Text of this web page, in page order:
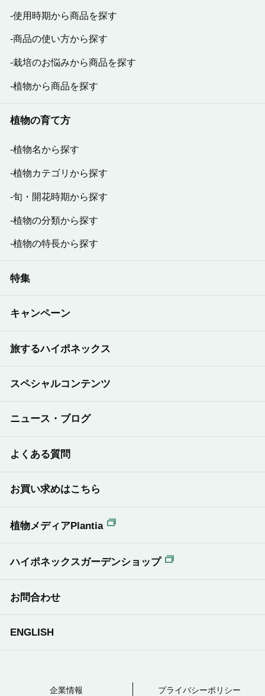
使用時期から商品を探す
商品の使い方から探す
栽培のお悩みから商品を探す
植物から商品を探す
植物の育て方
植物名から探す
植物カテゴリから探す
旬・開花時期から探す
植物の分類から探す
植物の特長から探す
特集
キャンペーン
旅するハイポネックス
スペシャルコンテンツ
ニュース・ブログ
よくある質問
お買い求めはこちら
植物メディアPlantia
ハイポネックスガーデンショップ
お問合わせ
ENGLISH
企業情報 プライバシーポリシー